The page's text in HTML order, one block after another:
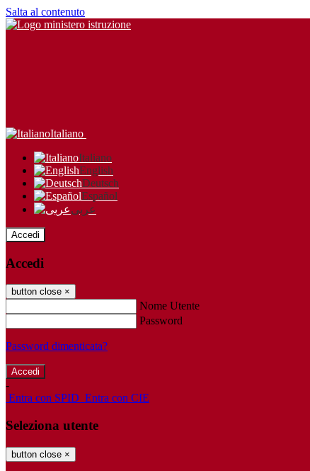
Salta al contenuto
Italiano
Italiano
English
Deutsch
Español
عربى
Accedi
Accedi
button close ×
Nome Utente
Password
Password dimenticata?
-
Entra con SPID Entra con CIE
Seleziona utente
button close ×